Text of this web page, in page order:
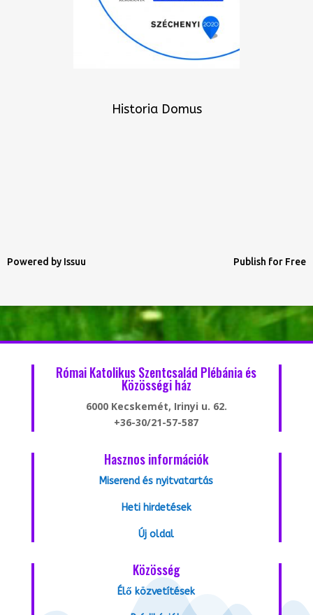
Historia Domus
Powered by Issuu Publish for Free
Római Katolikus Szentcsalád Plébánia és
Közösségi ház
6000 Kecskemét, Irinyi u. 62.
+36-30/21-57-587
Hasznos információk
Miserend és nyitvatartás
Heti hirdetések
Új oldal
Közösség
Élő közvetítések